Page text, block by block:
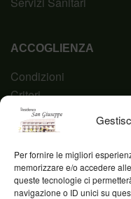
Per fornire le migliori
memorizzare e/o accedere
queste tecnologie ci
navigazione o ID unici su
ACCOGLIENZA
Condizioni
Criteri
Domanda
Codice Etico